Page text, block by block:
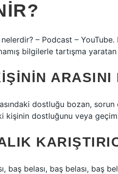
nelerdir? – Podcast –
bilgilerle tartışma
ARASINI
dostluğu bozan, sorun
kişinin dostluğunu veya geçim
baş belası, baş belası, baş